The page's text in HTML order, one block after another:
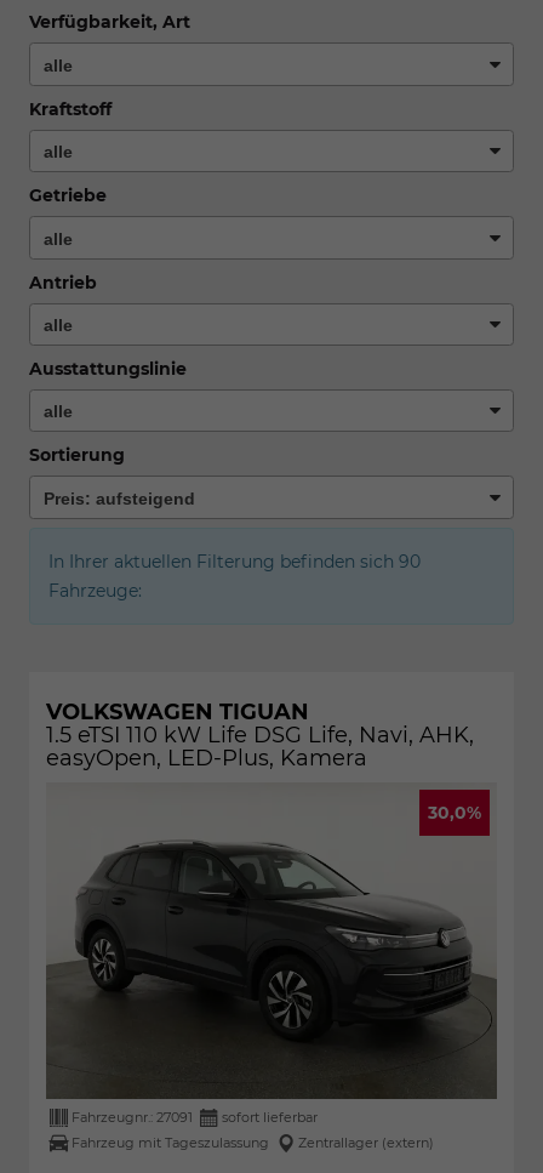
Verfügbarkeit, Art
Kraftstoff
Getriebe
Antrieb
Ausstattungslinie
Sortierung
In Ihrer aktuellen Filterung befinden sich 90
Fahrzeuge:
VOLKSWAGEN TIGUAN
1.5 eTSI 110 kW Life DSG Life, Navi, AHK,
easyOpen, LED-Plus, Kamera
30,0%
Fahrzeugnr.: 27091
sofort lieferbar
Fahrzeug mit Tageszulassung
Zentrallager (extern)